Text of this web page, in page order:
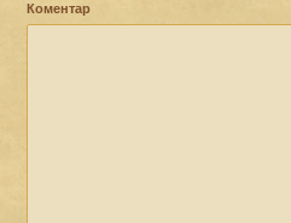
Коментар